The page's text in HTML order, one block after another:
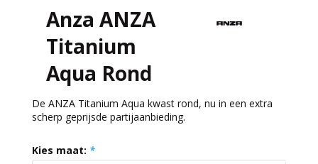
Anza ANZA
Titanium
Aqua Rond
De ANZA Titanium Aqua kwast rond, nu in een extra
scherp geprijsde partijaanbieding.
Kies maat: *